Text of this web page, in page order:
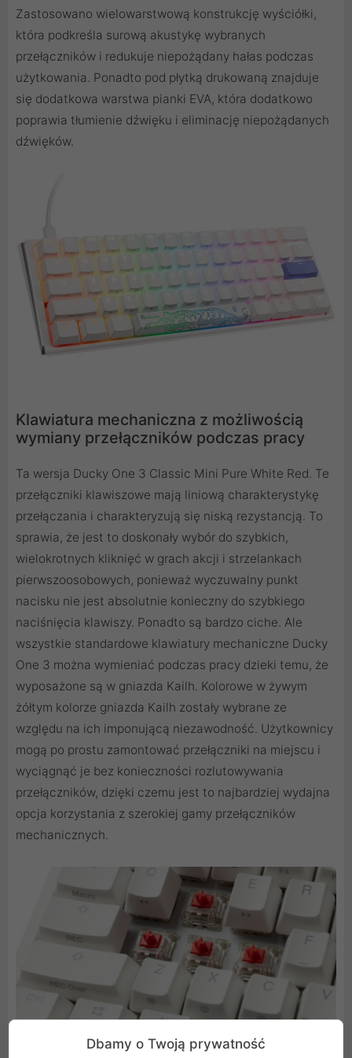
Zastosowano wielowarstwową konstrukcję wyściółki,
która podkreśla surową akustykę wybranych
przełączników i redukuje niepożądany hałas podczas
użytkowania. Ponadto pod płytką drukowaną znajduje
się dodatkowa warstwa pianki EVA, która dodatkowo
poprawia tłumienie dźwięku i eliminację niepożądanych
dźwięków.
Klawiatura mechaniczna z możliwością
wymiany przełączników podczas pracy
Ta wersja Ducky One 3 Classic Mini Pure White Red. Te
przełączniki klawiszowe mają liniową charakterystykę
przełączania i charakteryzują się niską rezystancją. To
sprawia, że ​​jest to doskonały wybór do szybkich,
wielokrotnych kliknięć w grach akcji i strzelankach
pierwszoosobowych, ponieważ wyczuwalny punkt
nacisku nie jest absolutnie konieczny do szybkiego
naciśnięcia klawiszy. Ponadto są bardzo ciche. Ale
wszystkie standardowe klawiatury mechaniczne Ducky
One 3 można wymieniać podczas pracy dzieki temu, że
wyposażone są w gniazda Kailh. Kolorowe w żywym
żółtym kolorze gniazda Kailh zostały wybrane ze
względu na ich imponującą niezawodność. Użytkownicy
mogą po prostu zamontować przełączniki na miejscu i
wyciągnąć je bez konieczności rozlutowywania
przełączników, dzięki czemu jest to najbardziej wydajna
opcja korzystania z szerokiej gamy przełączników
mechanicznych.
Dbamy o Twoją prywatność